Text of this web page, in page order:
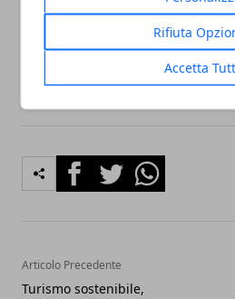
Rifiuta
Accetta
detta Chiesa Nuova con un
una scultura di Arnaldo
FacebookTwitterWhatsapp
Articolo Precedente
Turismo sostenibile,